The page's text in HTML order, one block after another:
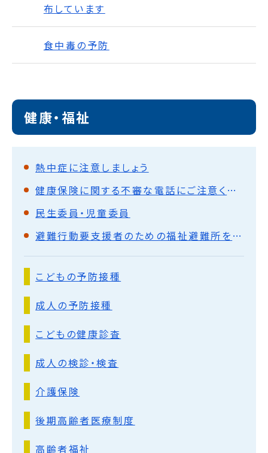
布しています
食中毒の予防
健康・福祉
熱中症に注意しましょう
健康保険に関する不審な電話にご注意ください
民生委員・児童委員
避難行動要支援者のための福祉避難所を拡充しました
こどもの予防接種
成人の予防接種
こどもの健康診査
成人の検診・検査
介護保険
後期高齢者医療制度
高齢者福祉